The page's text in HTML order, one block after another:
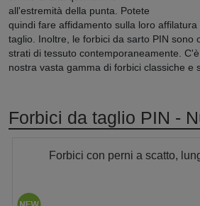
all'estremità della punta. Potete
quindi fare affidamento sulla loro
taglio. Inoltre, le forbici da sarto PIN sono
strati di tessuto contemporaneamente.
nostra vasta gamma di forbici classiche e
Forbici da taglio PIN -
Forbici con perni a scatto,